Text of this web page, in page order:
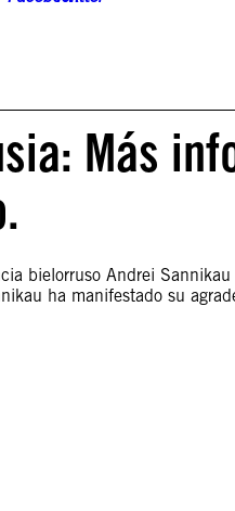
Más
bielorruso Andrei
ha manifestado su